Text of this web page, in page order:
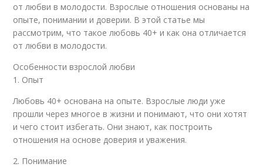
от любви в молодости. Взрослые отношения основаны на
опыте, понимании и доверии. В этой статье мы
рассмотрим, что такое любовь 40+ и как она отличается
от любви в молодости.
Особенности взрослой любви
1. Опыт
Любовь 40+ основана на опыте. Взрослые люди уже
прошли через многое в жизни и понимают, что они хотят
и чего стоит избегать. Они знают, как построить
отношения на основе доверия и уважения.
2. Понимание